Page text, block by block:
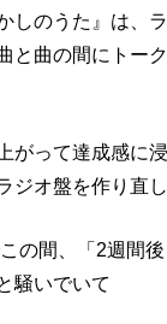
しのうた』は、
と曲の間にトー
がって達成感に
ジオ盤を作り直
の間、「2週間
騒いでいて